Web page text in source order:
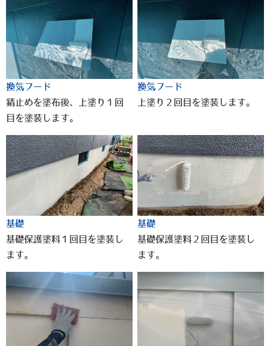
換気フード
錆止めを塗布後、上塗り１回
目を塗装します。
換気フード
上塗り２回目を塗装します。
基礎
基礎保護塗料１回目を塗装し
ます。
基礎
基礎保護塗料２回目を塗装し
ます。